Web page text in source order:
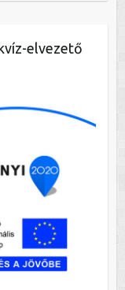
elvezető